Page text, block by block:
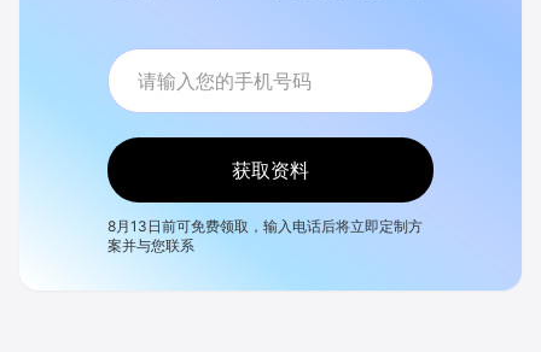
获取资料
8月13日前可免费领取，输入电话后将立即定制方
案并与您联系